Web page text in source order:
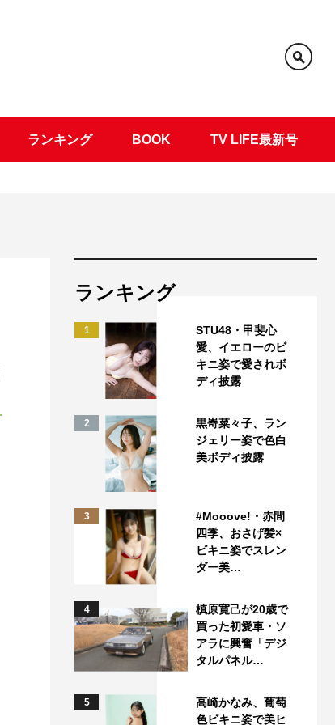
ランキング BOOK TV LIFE最新号
ランキング
1
STU48・甲斐心
愛、イエローのビ
キニ姿で愛されボ
ディ披露
2
黒嵜菜々子、ラン
ジェリー姿で色白
美ボディ披露
3
#Mooove!・赤間
四季、おさげ髪×
ビキニ姿でスレン
ダー美…
4
槙原寛己が20歳で
買った初愛車・ソ
アラに興奮「デジ
タルパネル…
5
高崎かなみ、葡萄
色ビキニ姿で美ヒ